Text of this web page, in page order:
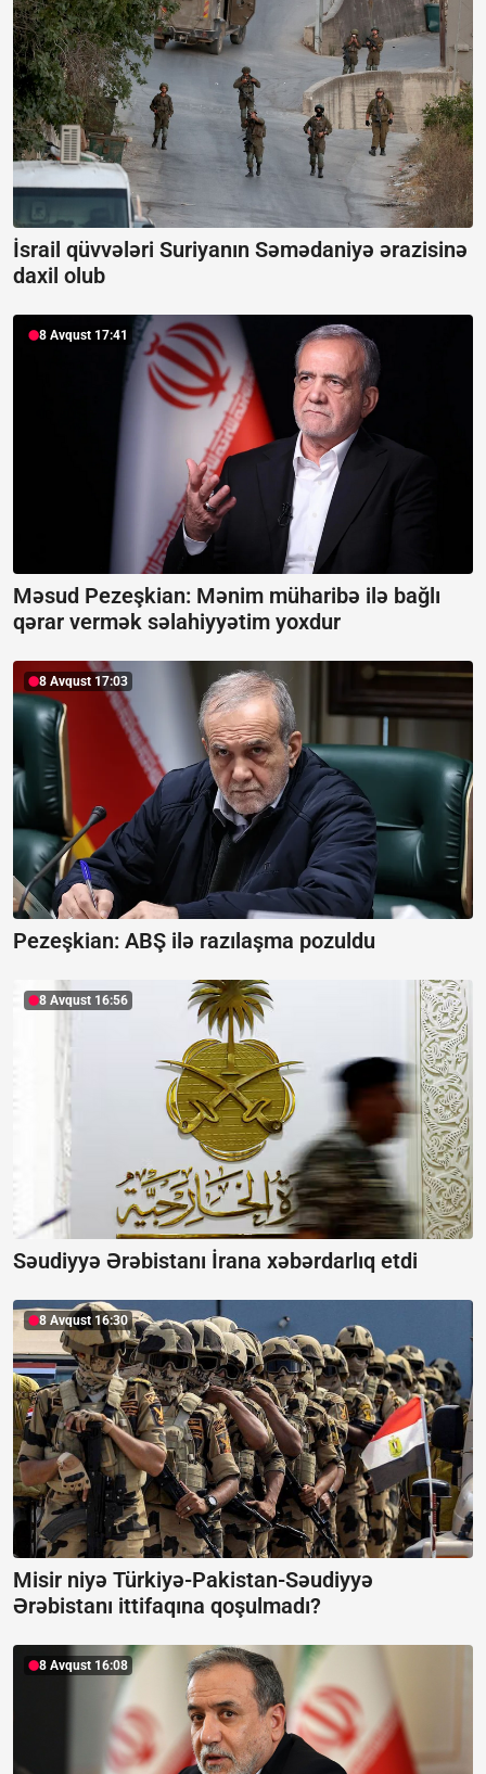
İsrail qüvvələri Suriyanın Səmədaniyə ərazisinə
daxil olub
8 Avqust 17:41
Məsud Pezeşkian: Mənim müharibə ilə bağlı
qərar vermək səlahiyyətim yoxdur
8 Avqust 17:03
Pezeşkian: ABŞ ilə razılaşma pozuldu
8 Avqust 16:56
Səudiyyə Ərəbistanı İrana xəbərdarlıq etdi
8 Avqust 16:30
Misir niyə Türkiyə-Pakistan-Səudiyyə
Ərəbistanı ittifaqına qoşulmadı?
8 Avqust 16:08